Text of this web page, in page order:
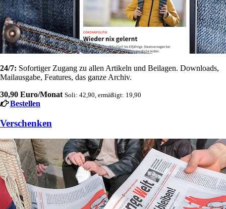
24/7: Sofortiger Zugang zu allen Artikeln und Beilagen. Downloads,
Mailausgabe, Features, das ganze Archiv.
30,90 Euro/Monat Soli: 42,90, ermäßigt: 19,90
Bestellen
Verschenken